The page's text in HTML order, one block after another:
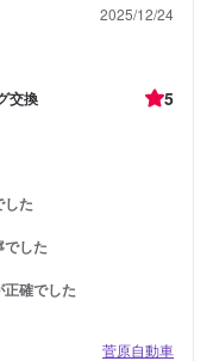
2025/12/24
交換 5
した
した
正確でした
菅原自動車